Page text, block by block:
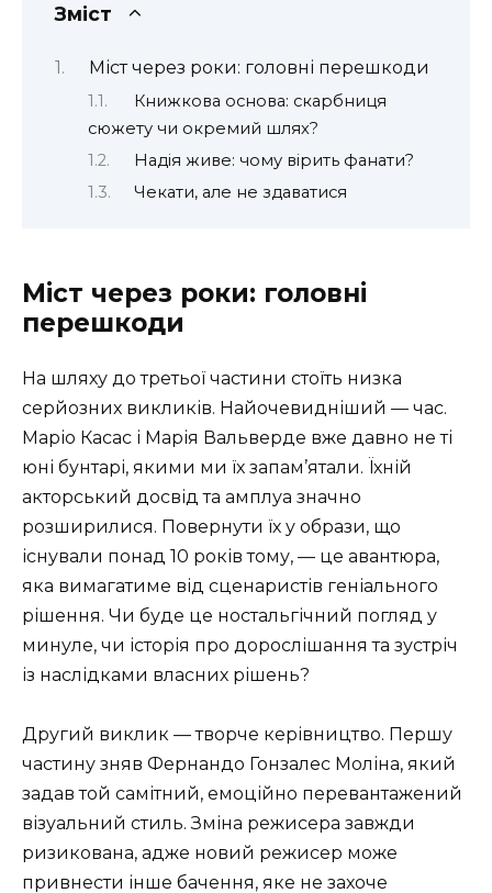
Зміст
Міст через роки: головні перешкоди
Книжкова основа: скарбниця
сюжету чи окремий шлях?
Надія живе: чому вірить фанати?
Чекати, але не здаватися
Міст через роки: головні
перешкоди
На шляху до третьої частини стоїть низка
серйозних викликів. Найочевидніший — час.
Маріо Касас і Марія Вальверде вже давно не ті
юні бунтарі, якими ми їх запам’ятали. Їхній
акторський досвід та амплуа значно
розширилися. Повернути їх у образи, що
існували понад 10 років тому, — це авантюра,
яка вимагатиме від сценаристів геніального
рішення. Чи буде це ностальгічний погляд у
минуле, чи історія про дорослішання та зустріч
із наслідками власних рішень?
Другий виклик — творче керівництво. Першу
частину зняв Фернандо Гонзалес Моліна, який
задав той самітний, емоційно перевантажений
візуальний стиль. Зміна режисера завжди
ризикована, адже новий режисер може
привнести інше бачення, яке не захоче